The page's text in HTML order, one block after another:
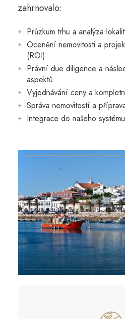
zahrnovalo:
Průzkum trhu a analýza
Ocenění nemovitosti a
(ROI)
Právní due diligence a
aspektů
Vyjednávání ceny a
Správa nemovitostí a
Integrace do našeho